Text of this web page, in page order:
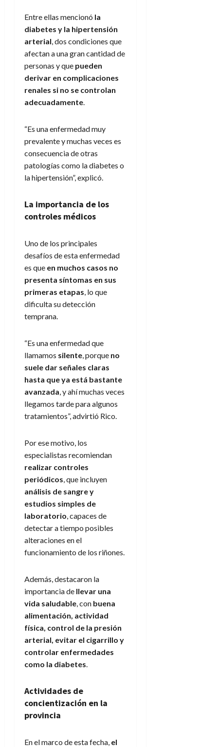
Entre ellas mencionó la
diabetes y la hipertensión
arterial , dos condiciones que
afectan a una gran cantidad de
personas y que pueden
derivar en complicaciones
renales si no se controlan
adecuadamente
“Es una enfermedad muy
prevalente y muchas veces es
consecuencia de otras
patologías como la diabetes o
la hipertensión”, explicó.
La importancia de los
controles médicos
Uno de los principales
desafíos de esta enfermedad
es que en muchos casos no
presenta síntomas en sus
primeras etapas , lo que
dificulta su detección
temprana.
“Es una enfermedad que
llamamos silente , porque no
suele dar señales claras
hasta que ya está bastante
avanzada , y ahí muchas veces
llegamos tarde para algunos
tratamientos”, advirtió Rico.
Por ese motivo, los
especialistas recomiendan
realizar controles
periódicos , que incluyen
análisis de sangre y
estudios simples de
laboratorio , capaces de
detectar a tiempo posibles
alteraciones en el
funcionamiento de los riñones.
Además, destacaron la
importancia de llevar una
vida saludable , con buena
alimentación, actividad
física, control de la presión
arterial, evitar el cigarrillo y
controlar enfermedades
como la diabetes
Actividades de
concientización en la
provincia
En el marco de esta fecha, el